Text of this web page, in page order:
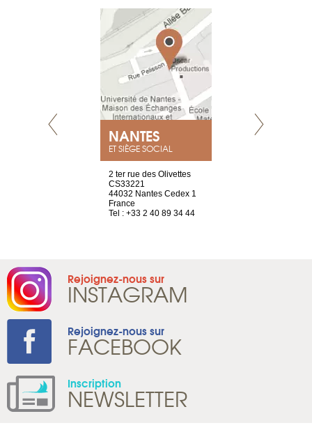
NANTES
ET SIÈGE SOCIAL
2 ter rue des Olivettes
CS33221
44032 Nantes Cedex 1
France
Tel : +33 2 40 89 34 44
Rejoignez-nous sur
INSTAGRAM
Rejoignez-nous sur
FACEBOOK
Inscription
NEWSLETTER